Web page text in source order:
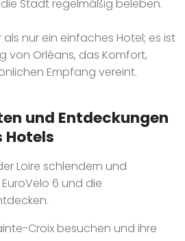
Stadt regelmäßig beleben.
als nur ein einfaches Hotel; es ist
von Orléans, das Komfort,
Empfang vereint.
und Entdeckungen
Hotels
Loire schlendern und
6 und die
Croix besuchen und ihre